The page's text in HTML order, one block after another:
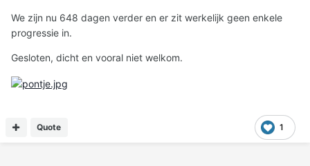
We zijn nu 648 dagen verder en er zit werkelijk geen enkele
progressie in.
Gesloten, dicht en vooral niet welkom.
1
Quote